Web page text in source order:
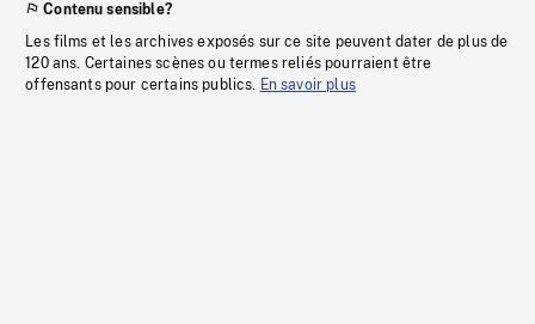
Contenu sensible?
Les films et les archives exposés sur ce site peuvent dater de plus de
120 ans. Certaines scènes ou termes reliés pourraient être
offensants pour certains publics. En savoir plus